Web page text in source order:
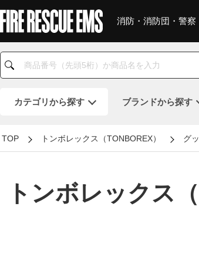
消防・消防団・警察
カテゴリから探す ブランドから探す
TOP トンボレックス（TONBOREX） グ
トンボレックス